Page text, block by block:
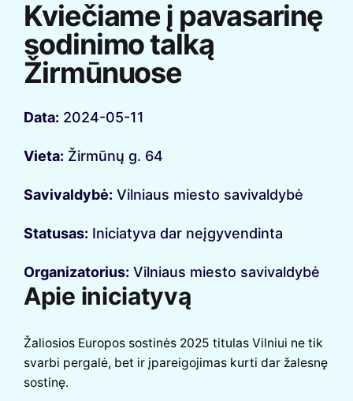
Kviečiame į pavasarinę
sodinimo talką
Žirmūnuose
Data: 2024-05-11
Vieta: Žirmūnų g. 64
Savivaldybė: Vilniaus miesto savivaldybė
Statusas: Iniciatyva dar neįgyvendinta
Organizatorius: Vilniaus miesto savivaldybė
Apie iniciatyvą
Žaliosios Europos sostinės 2025 titulas Vilniui ne tik
svarbi pergalė, bet ir įpareigojimas kurti dar žalesnę
sostinę.